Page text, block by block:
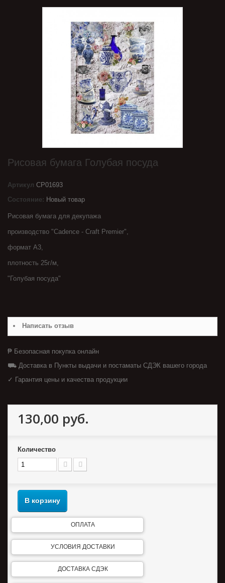
Рисовая бумага Голубая посуда
Артикул CP01693
Состояние: Новый товар
Рисовая бумага для декупажа
производство "Cadence - Craft Premier",
формат A3,
плотность 25г/м,
"Голубая посуда"
Написать отзыв
₱ Безопасная покупка онлайн
⛟ Доставка в Пункты выдачи и постаматы СДЭК вашего города
✓ Гарантия цены и качества продукции
130,00 руб.
Количество
В корзину
ОПЛАТА
УСЛОВИЯ ДОСТАВКИ
ДОСТАВКА СДЭК